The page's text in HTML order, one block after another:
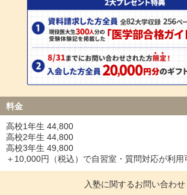
料金
高校1年生 44,800
高校2年生 44,800
高校3年生 49,800
＋10,000円（税込）で自習室・質問対応が利用
入塾に関するお問い合わせ